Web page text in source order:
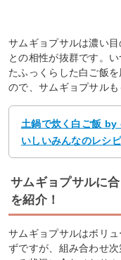
サムギョプサルは濃い
との相性が抜群です。
たふっくらした白ご飯
ので、サムギョプサルも
土鍋で炊く白ご飯
いしいみんなのレシ
サムギョプサルに
を紹介！
サムギョプサルはボリ
ずですが、組み合わせ